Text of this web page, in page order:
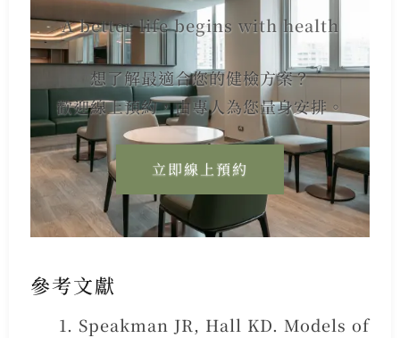
A better life begins with health
想了解最適合您的健檢方案？
歡迎線上預約，由專人為您量身安排。
立即線上預約
參考文獻
Speakman JR, Hall KD. Models of